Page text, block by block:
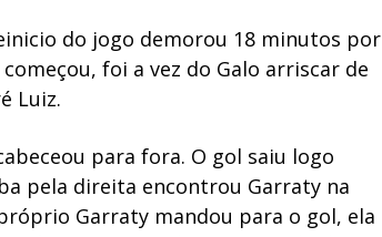
do jogo demorou 18 minutos por
foi a vez do Galo arriscar de
Luiz.
para fora. O gol saiu logo
pela direita encontrou Garraty na
Garraty mandou para o gol, ela